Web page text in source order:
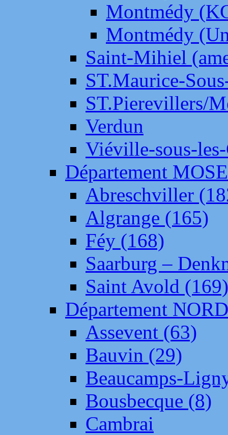
Montmédy
Montmédy
Saint-Mihiel
ST.Maurice-
ST.Pierevillers/
Verdun
Viéville-sous-
Département
Abreschviller
Algrange (165)
Féy (168)
Saarburg –
Saint Avold (169)
Département NORD
Assevent (63)
Bauvin (29)
Beaucamps-
Bousbecque (8)
Cambrai